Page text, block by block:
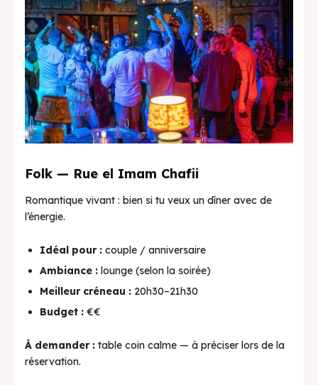
Folk — Rue el Imam Chafii
Romantique vivant : bien si tu veux un dîner avec de
l’énergie.
Idéal pour : couple / anniversaire
Ambiance : lounge (selon la soirée)
Meilleur créneau : 20h30–21h30
Budget : €€
À demander : table coin calme — à préciser lors de la
réservation.